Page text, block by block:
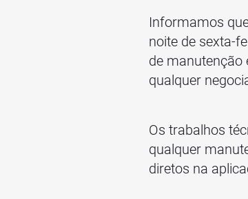
Informamos
noite de sexta-
de manutenção
qualquer
Os trabalhos
qualquer
diretos na